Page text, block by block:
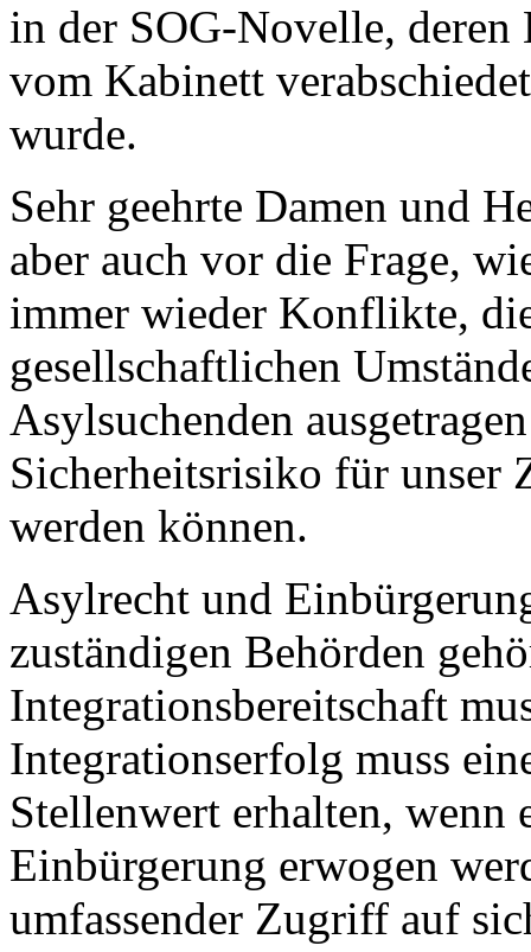
in der SOG-Novelle,
vom Kabinett
wurde.
Sehr geehrte Damen und
aber auch vor die Frage,
immer wieder Konflikte,
gesellschaftlichen
Asylsuchenden
Sicherheitsrisiko für unser
werden können.
Asylrecht und
zuständigen Behörden
Integrationsbereitschaft
Integrationserfolg muss
Stellenwert erhalten, wenn
Einbürgerung erwogen
umfassender Zugriff auf